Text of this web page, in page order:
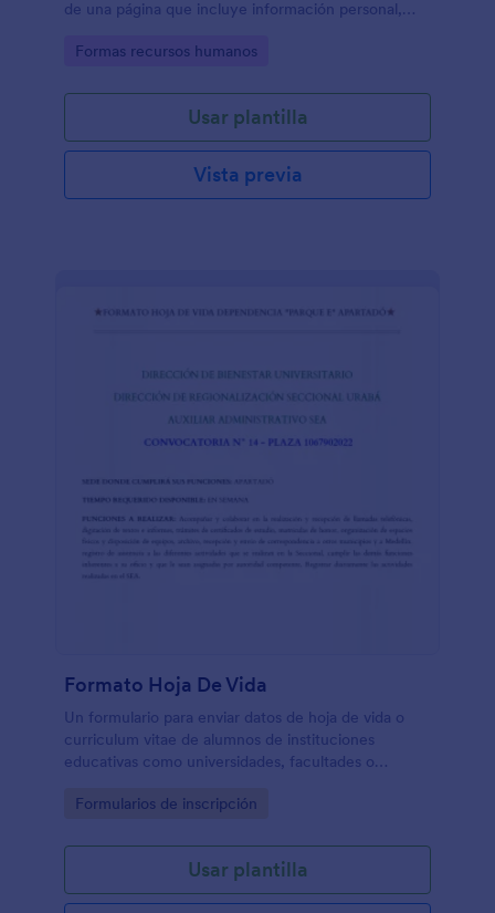
de una página que incluye información personal,
solicitante puede rellenar el formulario fácilmente.
Go to Category:
Formas recursos humanos
Usar plantilla
Vista previa
Formato Hoja De Vida
Un formulario para enviar datos de hoja de vida o
curriculum vitae de alumnos de instituciones
educativas como universidades, facultades o
Go to Category:
Formularios de inscripción
Usar plantilla